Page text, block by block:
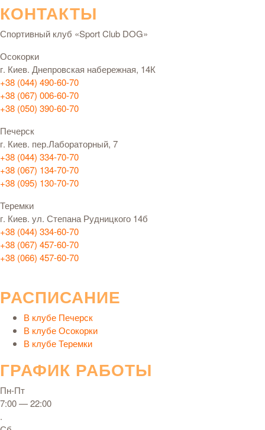
КОНТАКТЫ
Спортивный клуб «Sport Club DOG»
Осокорки
г. Киев. Днепровская набережная, 14К
+38 (044) 490-60-70
+38 (067) 006-60-70
+38 (050) 390-60-70
Печерск
г. Киев. пер.Лабораторный, 7
+38 (044) 334-70-70
+38 (067) 134-70-70
+38 (095) 130-70-70
Теремки
г. Киев. ул. Степана Рудницкого 14б
+38 (044) 334-60-70
+38 (067) 457-60-70
+38 (066) 457-60-70
РАСПИСАНИЕ
В клубе Печерск
В клубе Осокорки
В клубе Теремки
ГРАФИК РАБОТЫ
Пн-Пт
7:00 — 22:00
.